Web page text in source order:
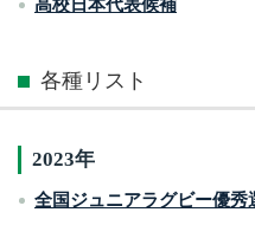
各種リスト
2023年
全国ジュニアラグビー優秀